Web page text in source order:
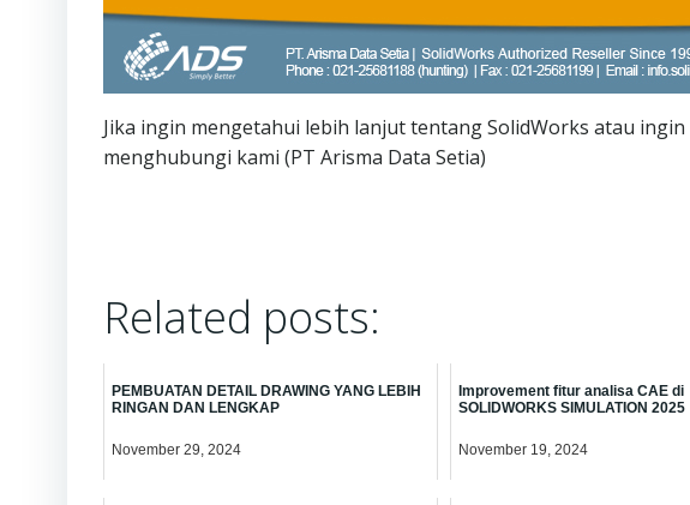
Jika ingin mengetahui lebih lanjut tentang SolidWorks atau ingin
menghubungi kami (PT Arisma Data Setia)
Related posts:
PEMBUATAN DETAIL DRAWING YANG LEBIH
RINGAN DAN LENGKAP
November 29, 2024
Improvement fitur analisa CAE di
SOLIDWORKS SIMULATION 2025
November 19, 2024